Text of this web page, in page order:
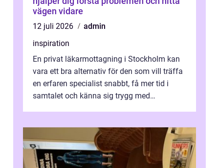
vägen vidare
12 juli 2026
admin
inspiration
En privat läkarmottagning i Stockholm kan
vara ett bra alternativ för den som vill träffa
en erfaren specialist snabbt, få mer tid i
samtalet och känna sig trygg med